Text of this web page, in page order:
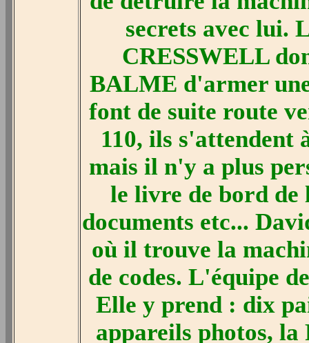
secrets avec lui.
CRESSWELL
BALME d'armer
font de suite route
110, ils s'attendent
mais il n'y a plus
le livre de bord de
documents etc...
où il trouve la
de codes. L'équipe
Elle y prend : dix
appareils photos,